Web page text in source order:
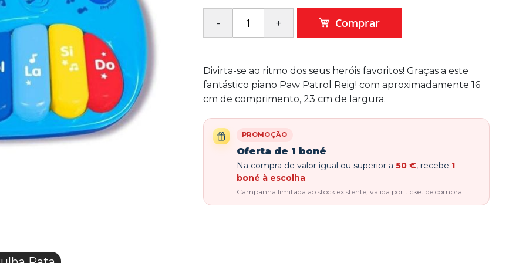
Comprar
Divirta-se ao ritmo dos seus heróis favoritos! Graças a este
fantástico piano Paw Patrol Reig! com aproximadamente 16
cm de comprimento, 23 cm de largura.
PROMOÇÃO
Oferta de 1 boné
Na compra de valor igual ou superior a 50 €, recebe 1
boné à escolha.
Campanha limitada ao stock existente, válida por ticket de compra.